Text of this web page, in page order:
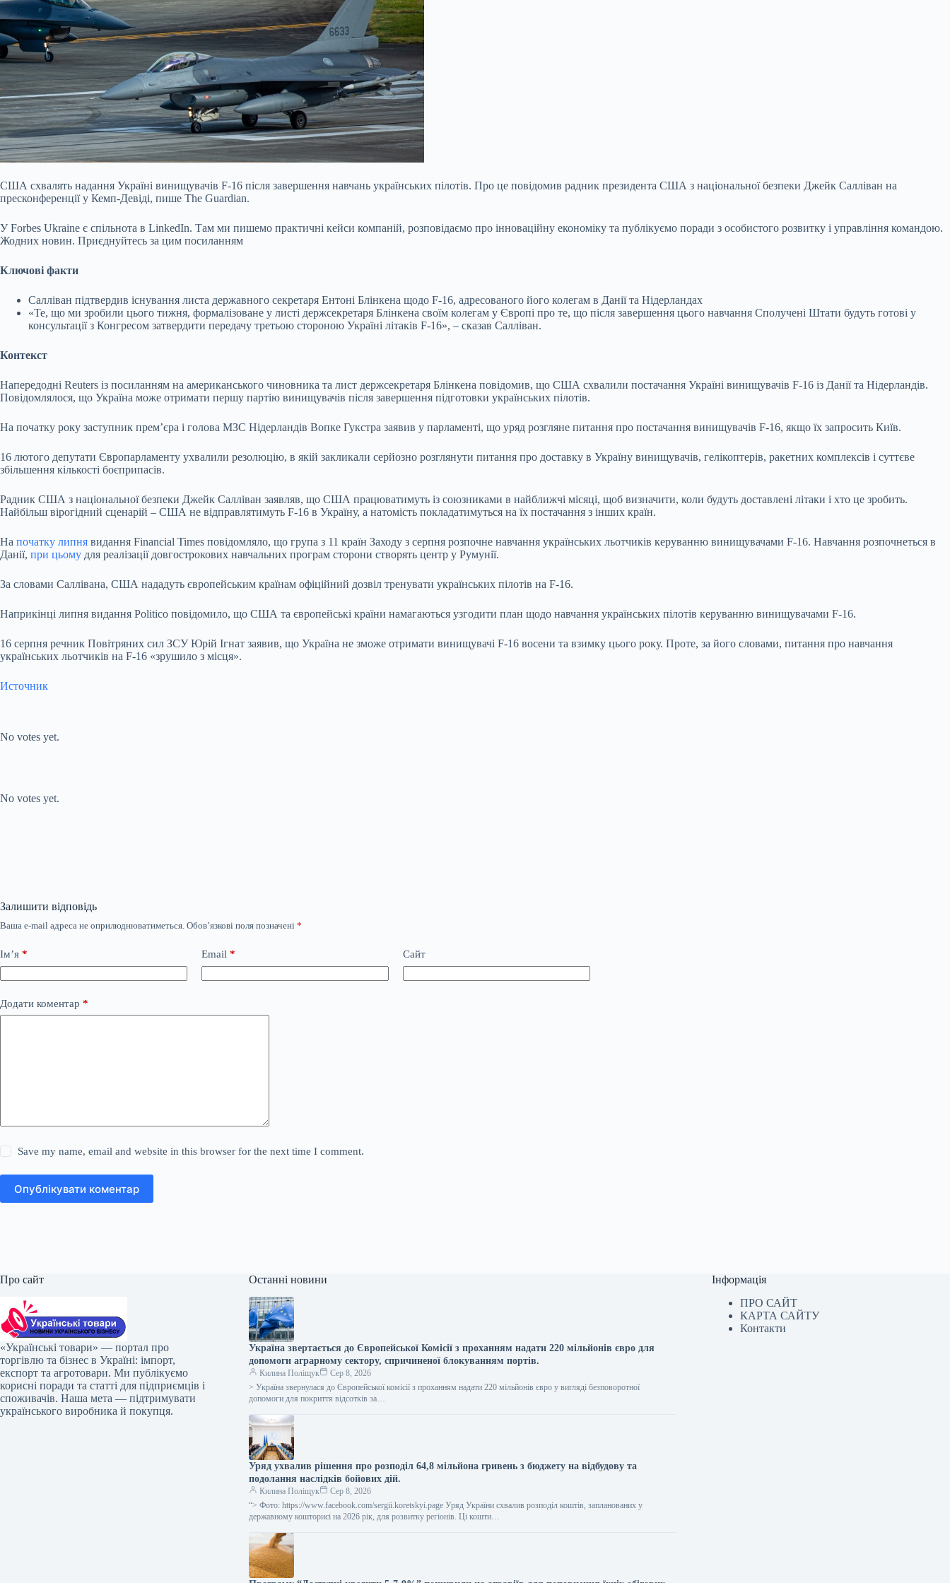
США схвалять надання Україні винищувачів F-16 після завершення навчань українських пілотів. Про це повідомив радник президента США з національної безпеки Джейк Салліван на
пресконференції у Кемп-Девіді, пише The Guardian.
У Forbes Ukraine є спільнота в LinkedIn. Там ми пишемо практичні кейси компаній, розповідаємо про інноваційну економіку та публікуємо поради з особистого розвитку і управління командою.
Жодних новин. Приєднуйтесь за цим посиланням
Ключові факти
Салліван підтвердив існування листа державного секретаря Ентоні Блінкена щодо F-16, адресованого його колегам в Данії та Нідерландах
«Те, що ми зробили цього тижня, формалізоване у листі держсекретаря Блінкена своїм колегам у Європі про те, що після завершення цього навчання Сполучені Штати будуть готові у
консультації з Конгресом затвердити передачу третьою стороною Україні літаків F-16», – сказав Салліван.
Контекст
Напередодні Reuters із посиланням на американського чиновника та лист держсекретаря Блінкена повідомив, що США схвалили постачання Україні винищувачів F-16 із Данії та Нідерландів.
Повідомлялося, що Україна може отримати першу партію винищувачів після завершення підготовки українських пілотів.
На початку року заступник премʼєра і голова МЗС Нідерландів Вопке Гукстра заявив у парламенті, що уряд розгляне питання про постачання винищувачів F-16, якщо їх запросить Київ.
16 лютого депутати Європарламенту ухвалили резолюцію, в якій закликали серйозно розглянути питання про доставку в Україну винищувачів, гелікоптерів, ракетних комплексів і суттєве
збільшення кількості боєприпасів.
Радник США з національної безпеки Джейк Салліван заявляв, що США працюватимуть із союзниками в найближчі місяці, щоб визначити, коли будуть доставлені літаки і хто це зробить.
Найбільш вірогідний сценарій – США не відправлятимуть F-16 в Україну, а натомість покладатимуться на їх постачання з інших країн.
На початку липня видання Financial Times повідомляло, що група з 11 країн Заходу з серпня розпочне навчання українських льотчиків керуванню винищувачами F-16. Навчання розпочнеться в
Данії, при цьому для реалізації довгострокових навчальних програм сторони створять центр у Румунії.
За словами Саллівана, США нададуть європейським країнам офіційний дозвіл тренувати українських пілотів на F-16.
Наприкінці липня видання Politico повідомило, що США та європейські країни намагаються узгодити план щодо навчання українських пілотів керуванню винищувачами F-16.
16 серпня речник Повітряних сил ЗСУ Юрій Ігнат заявив, що Україна не зможе отримати винищувачі F-16 восени та взимку цього року. Проте, за його словами, питання про навчання
українських льотчиків на F-16 «зрушило з місця».
Источник
No votes yet.
No votes yet.
Залишити відповідь
Ваша e-mail адреса не оприлюднюватиметься. Обов’язкові поля позначені *
Ім’я * Email * Сайт
Додати коментар *
Save my name, email and website in this browser for the next time I comment.
Опублікувати коментар
Про сайт
«Українські товари» — портал про
торгівлю та бізнес в Україні: імпорт,
експорт та агротовари. Ми публікуємо
корисні поради та статті для підприємців і
споживачів. Наша мета — підтримувати
українського виробника й покупця.
Останні новини
Україна звертається до Європейської Комісії з проханням надати 220 мільйонів євро для
допомоги аграрному сектору, спричиненої блокуванням портів.
Килина Поліщук
Сер 8, 2026
> Україна звернулася до Європейської комісії з проханням надати 220 мільйонів євро у вигляді безповоротної
допомоги для покриття відсотків за…
Уряд ухвалив рішення про розподіл 64,8 мільйона гривень з бюджету на відбудову та
подолання наслідків бойових дій.
Килина Поліщук
Сер 8, 2026
“> Фото: https://www.facebook.com/sergii.koretskyi.page Уряд України схвалив розподіл коштів, запланованих у
державному кошторисі на 2026 рік, для розвитку регіонів. Ці кошти…
Інформація
ПРО САЙТ
КАРТА САЙТУ
Контакти